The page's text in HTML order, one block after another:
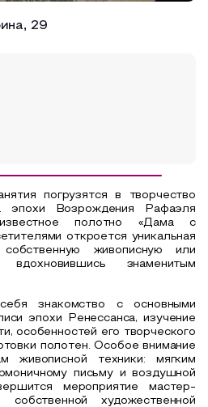
29
погрузятся в творчество
эпохи Возрождения Рафаэля
полотно «Дама с
откроется уникальная
живописную или
вдохновившись знаменитым
знакомство с основными
эпохи Ренессанса, изучение
особенностей его творческого
полотен. Особое внимание
живописной техники: мягким
письму и воздушной
мероприятие мастер-
художественной